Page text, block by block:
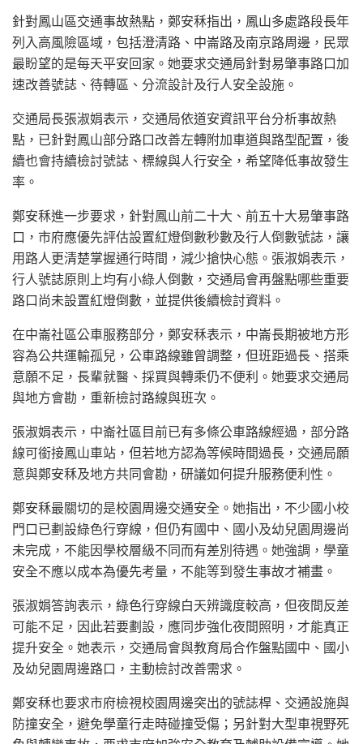
針對鳳山區交通事故熱點，鄭安秝指出，鳳山多處路段長年
列入高風險區域，包括澄清路、中崙路及南京路周邊，民眾
最盼望的是每天平安回家。她要求交通局針對易肇事路口加
速改善號誌、待轉區、分流設計及行人安全設施。
交通局長張淑娟表示，交通局依道安資訊平台分析事故熱
點，已針對鳳山部分路口改善左轉附加車道與路型配置，後
續也會持續檢討號誌、標線與人行安全，希望降低事故發生
率。
鄭安秝進一步要求，針對鳳山前二十大、前五十大易肇事路
口，市府應優先評估設置紅燈倒數秒數及行人倒數號誌，讓
用路人更清楚掌握通行時間，減少搶快心態。張淑娟表示，
行人號誌原則上均有小綠人倒數，交通局會再盤點哪些重要
路口尚未設置紅燈倒數，並提供後續檢討資料。
在中崙社區公車服務部分，鄭安秝表示，中崙長期被地方形
容為公共運輸孤兒，公車路線雖曾調整，但班距過長、搭乘
意願不足，長輩就醫、採買與轉乘仍不便利。她要求交通局
與地方會勘，重新檢討路線與班次。
張淑娟表示，中崙社區目前已有多條公車路線經過，部分路
線可銜接鳳山車站，但若地方認為等候時間過長，交通局願
意與鄭安秝及地方共同會勘，研議如何提升服務便利性。
鄭安秝最關切的是校園周邊交通安全。她指出，不少國小校
門口已劃設綠色行穿線，但仍有國中、國小及幼兒園周邊尚
未完成，不能因學校層級不同而有差別待遇。她強調，學童
安全不應以成本為優先考量，不能等到發生事故才補畫。
張淑娟答詢表示，綠色行穿線白天辨識度較高，但夜間反差
可能不足，因此若要劃設，應同步強化夜間照明，才能真正
提升安全。她表示，交通局會與教育局合作盤點國中、國小
及幼兒園周邊路口，主動檢討改善需求。
鄭安秝也要求市府檢視校園周邊突出的號誌桿、交通設施與
防撞安全，避免學童行走時碰撞受傷；另針對大型車視野死